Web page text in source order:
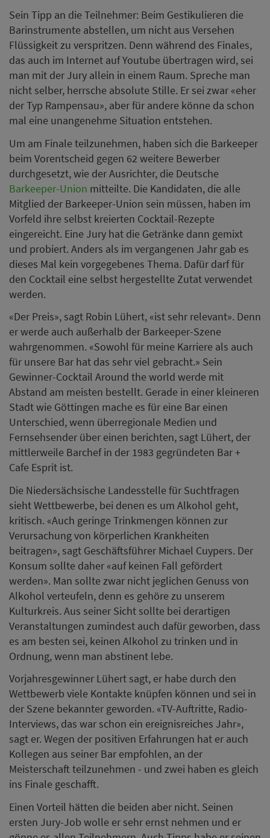
Sein Tipp an die Teilnehmer: Beim Gestikulieren die
Barinstrumente abstellen, um nicht aus Versehen
Flüssigkeit zu verspritzen. Denn während des Finales,
das auch im Internet auf Youtube übertragen wird, sei
man mit der Jury allein in einem Raum. Spreche man
nicht selber, herrsche absolute Stille. Er sei zwar «eher
der Typ Rampensau», aber für andere könne da schon
mal eine unangenehme Situation entstehen.
Um am Finale teilzunehmen, haben sich die Barkeeper
beim Vorentscheid gegen 62 weitere Bewerber
durchgesetzt, wie der Ausrichter, die Deutsche
Barkeeper-Union mitteilte. Die Kandidaten, die alle
Mitglied der Barkeeper-Union sein müssen, haben im
Vorfeld ihre selbst kreierten Cocktail-Rezepte
eingereicht. Eine Jury hat die Getränke dann gemixt
und probiert. Anders als im vergangenen Jahr gab es
dieses Mal kein vorgegebenes Thema. Dafür darf für
den Cocktail eine selbst hergestellte Zutat verwendet
werden.
«Der Preis», sagt Robin Lühert, «ist sehr relevant». Denn
er werde auch außerhalb der Barkeeper-Szene
wahrgenommen. «Sowohl für meine Karriere als auch
für unsere Bar hat das sehr viel gebracht.» Sein
Gewinner-Cocktail Around the world werde mit
Abstand am meisten bestellt. Gerade in einer kleineren
Stadt wie Göttingen mache es für eine Bar einen
Unterschied, wenn überregionale Medien und
Fernsehsender über einen berichten, sagt Lühert, der
mittlerweile Barchef in der 1983 gegründeten Bar +
Cafe Esprit ist.
Die Niedersächsische Landesstelle für Suchtfragen
sieht Wettbewerbe, bei denen es um Alkohol geht,
kritisch. «Auch geringe Trinkmengen können zur
Verursachung von körperlichen Krankheiten
beitragen», sagt Geschäftsführer Michael Cuypers. Der
Konsum sollte daher «auf keinen Fall gefördert
werden». Man sollte zwar nicht jeglichen Genuss von
Alkohol verteufeln, denn es gehöre zu unserem
Kulturkreis. Aus seiner Sicht sollte bei derartigen
Veranstaltungen zumindest auch dafür geworben, dass
es am besten sei, keinen Alkohol zu trinken und in
Ordnung, wenn man abstinent lebe.
Vorjahresgewinner Lühert sagt, er habe durch den
Wettbewerb viele Kontakte knüpfen können und sei in
der Szene bekannter geworden. «TV-Auftritte, Radio-
Interviews, das war schon ein ereignisreiches Jahr»,
sagt er. Wegen der positiven Erfahrungen hat er auch
Kollegen aus seiner Bar empfohlen, an der
Meisterschaft teilzunehmen - und zwei haben es gleich
ins Finale geschafft.
Einen Vorteil hätten die beiden aber nicht. Seinen
ersten Jury-Job wolle er sehr ernst nehmen und er